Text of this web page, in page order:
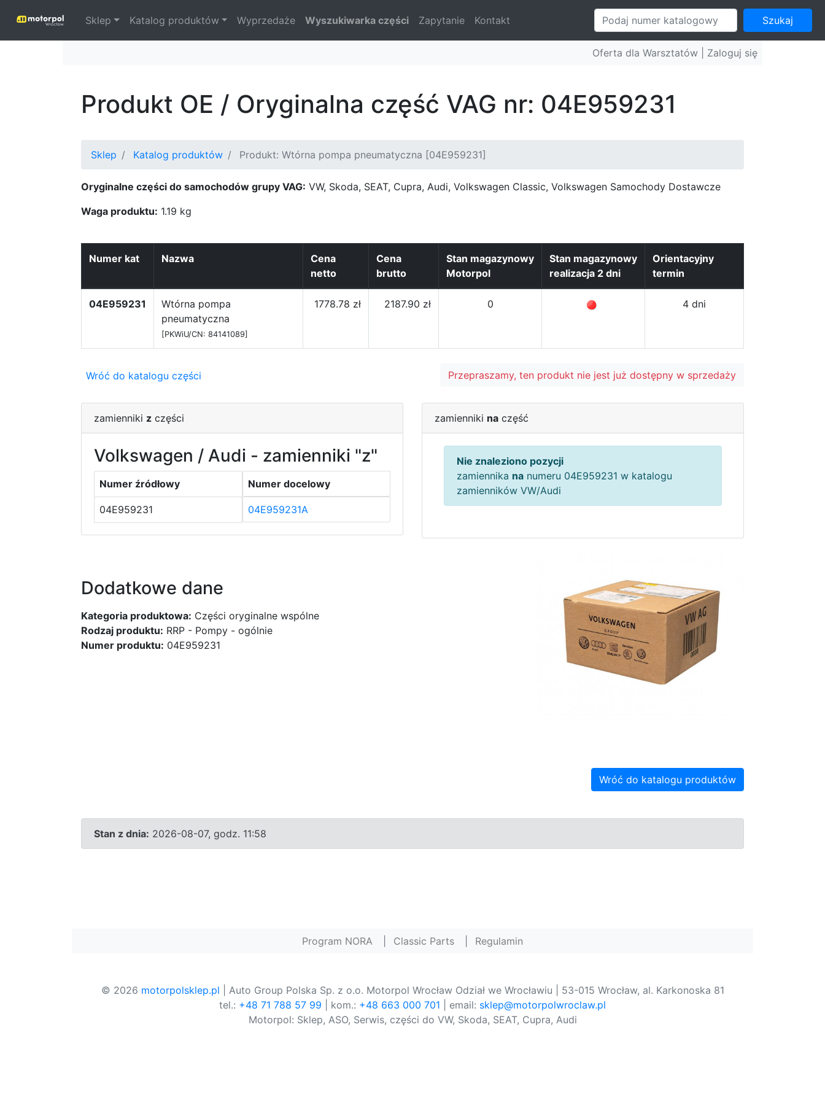
Sklep Katalog produktów Wyprzedaże Wyszukiwarka części Zapytanie Kontakt Szukaj
Oferta dla Warsztatów | Zaloguj się
Produkt OE / Oryginalna część VAG nr: 04E959231
Sklep Katalog produktów Produkt: Wtórna pompa pneumatyczna [04E959231]
Oryginalne części do samochodów grupy VAG: VW, Skoda, SEAT, Cupra, Audi, Volkswagen Classic, Volkswagen Samochody Dostawcze
Waga produktu: 1.19 kg
Numer kat Nazwa
Cena
netto
Cena
brutto
Stan magazynowy
Motorpol
Stan magazynowy
realizacja 2 dni
Orientacyjny
termin
04E959231
Wtórna pompa
pneumatyczna
[PKWiU/CN: 84141089]
1778.78 zł 2187.90 zł 0 4 dni
Wróć do katalogu części Przepraszamy, ten produkt nie jest już dostępny w sprzedaży
zamienniki z części
Volkswagen / Audi - zamienniki "z"
Numer źródłowy Numer docelowy
04E959231 04E959231A
zamienniki na część
Nie znaleziono pozycji
zamiennika na numeru 04E959231 w katalogu
zamienników VW/Audi
Dodatkowe dane
Kategoria produktowa: Części oryginalne wspólne
Rodzaj produktu: RRP - Pompy - ogólnie
Numer produktu: 04E959231
Wróć do katalogu produktów
Stan z dnia: 2026-08-07, godz. 11:58
Program NORA Classic Parts Regulamin
© 2026 motorpolsklep.pl | Auto Group Polska Sp. z o.o. Motorpol Wrocław Odział we Wrocławiu | 53-015 Wrocław, al. Karkonoska 81
tel.: +48 71 788 57 99 | kom.: +48 663 000 701 | email: sklep@motorpolwroclaw.pl
Motorpol: Sklep, ASO, Serwis, części do VW, Skoda, SEAT, Cupra, Audi